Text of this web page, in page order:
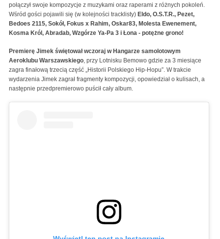
połączył swoje kompozycje z muzykami oraz raperami z różnych pokoleń.
Wśród gości pojawili się (w kolejności tracklisty) Eldo, O.S.T.R., Pezet,
Bedoes 2115, Sokół, Fokus x Rahim, Oskar83, Molesta Ewenement,
Kosma Król, Abradab, Wzgórze Ya-Pa 3 i Łona - potężne grono!
Premierę Jimek świętował wczoraj w Hangarze samolotowym
Aeroklubu Warszawskiego, przy Lotnisku Bemowo gdzie za 3 miesiące
zagra finałową trzecią część „Historii Polskiego Hip-Hopu”. W trakcie
wydarzenia Jimek zagrał fragmenty kompozycji, opowiedział o kulisach, a
następnie przedpremierowo puścił cały album.